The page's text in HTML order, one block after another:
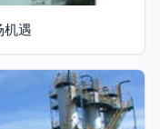
机遇